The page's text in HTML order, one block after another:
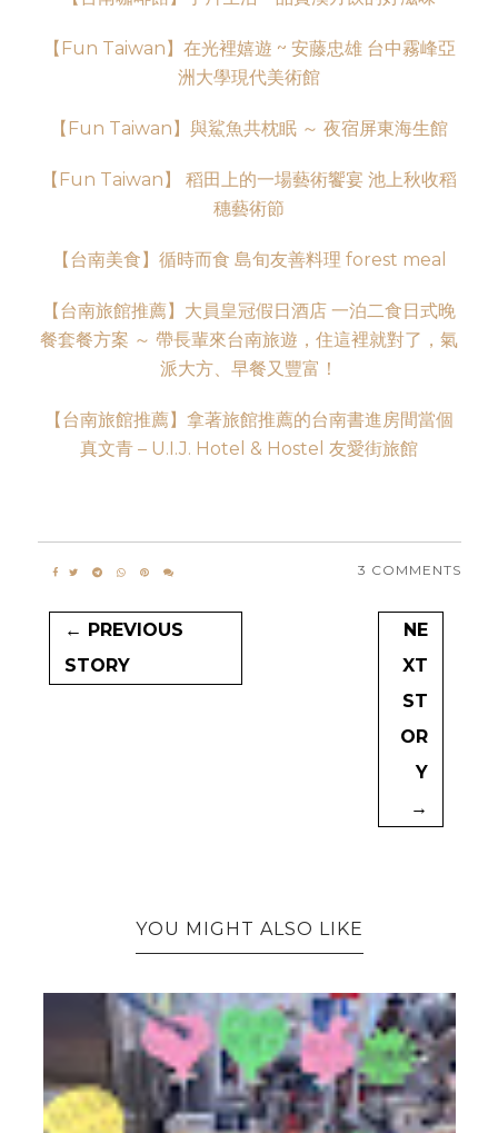
【Fun Taiwan】在光裡嬉遊 ~ 安藤忠雄 台中霧峰亞
洲大學現代美術館
【Fun Taiwan】與鯊魚共枕眠 ～ 夜宿屏東海生館
【Fun Taiwan】 稻田上的一場藝術饗宴 池上秋收稻
穗藝術節
【台南美食】循時而食 島旬友善料理 forest meal
【台南旅館推薦】大員皇冠假日酒店 一泊二食日式晚
餐套餐方案 ～ 帶長輩來台南旅遊，住這裡就對了，氣
派大方、早餐又豐富！
【台南旅館推薦】拿著旅館推薦的台南書進房間當個
真文青 – U.I.J. Hotel & Hostel友愛街旅館
3 COMMENTS
← PREVIOUS
STORY
NE
XT
ST
OR
Y
→
YOU MIGHT ALSO LIKE